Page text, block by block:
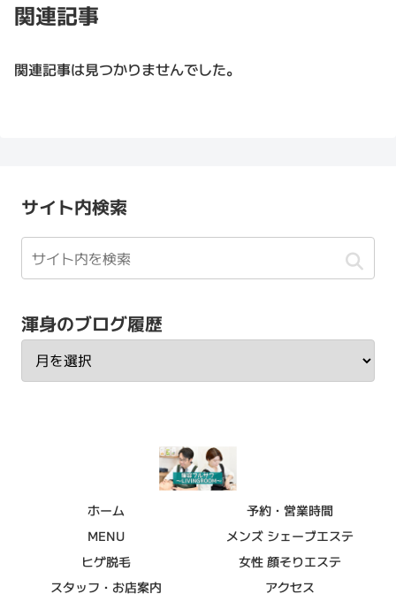
関連記事
関連記事は見つかりませんでした。
サイト内検索
渾身のブログ履歴
ホーム
予約・営業時間
MENU
メンズ シェーブエステ
ヒゲ脱毛
女性 顔そりエステ
スタッフ・お店案内
アクセス